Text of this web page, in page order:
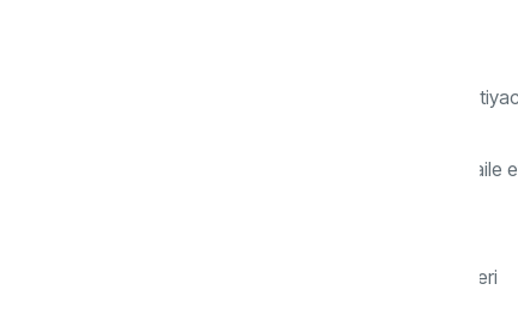
Sadece her davranışın hangi duygusal
Çünkü mesele sadece yaş almak ya da aile
Mahler’e Göre Ayrışma–Bireyleşme Evreleri